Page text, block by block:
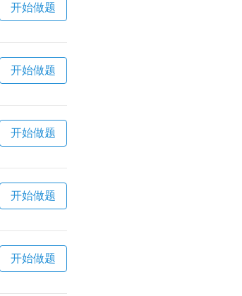
开始做题
开始做题
开始做题
开始做题
开始做题